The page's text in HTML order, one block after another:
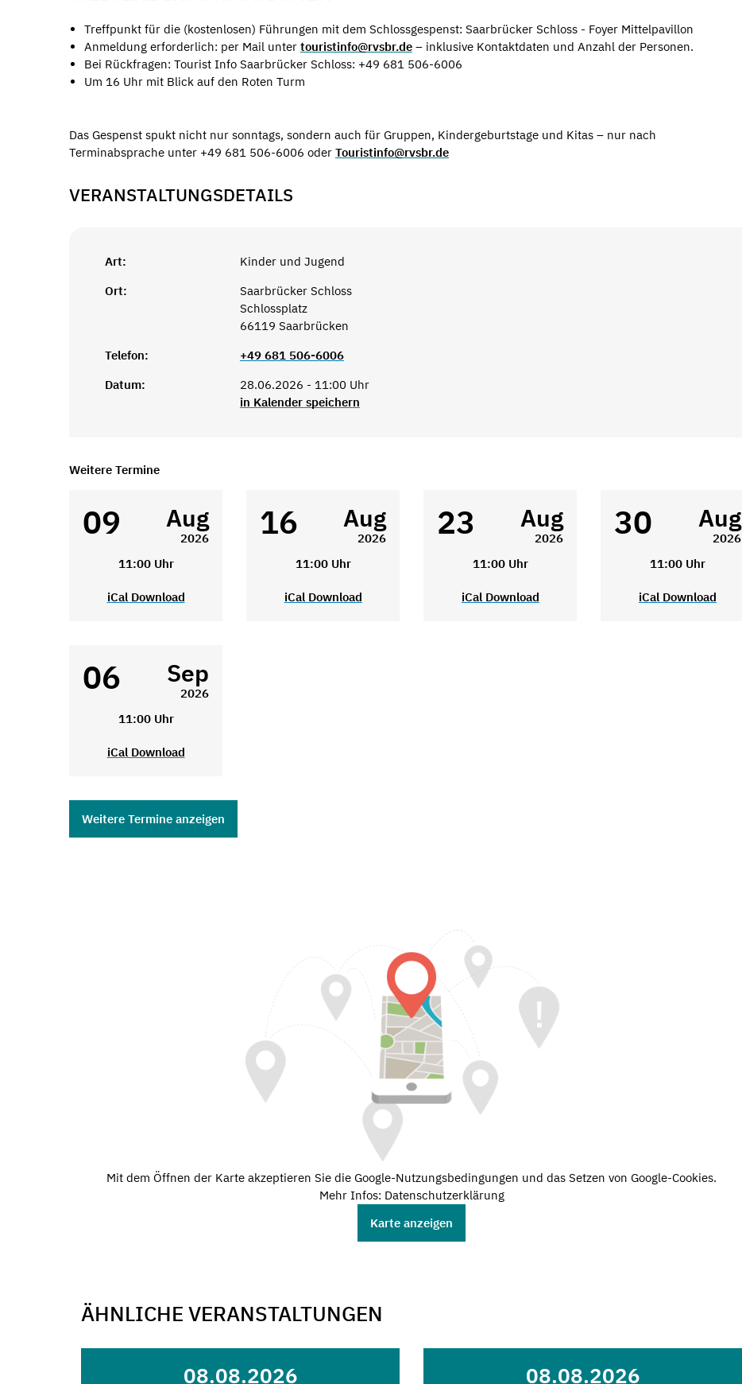
Treffpunkt für die (kostenlosen) Führungen mit dem Schlossgespenst: Saarbrücker Schloss - Foyer Mittelpavillon
Anmeldung erforderlich: per Mail unter touristinfo@rvsbr.de– inklusive Kontaktdaten und Anzahl der Personen.
Bei Rückfragen: Tourist Info Saarbrücker Schloss: +49 681 506-6006
Um 16 Uhr mit Blick auf den Roten Turm
Das Gespenst spukt nicht nur sonntags, sondern auch für Gruppen, Kindergeburtstage und Kitas – nur nach
Terminabsprache unter +49 681 506-6006 oder Touristinfo@rvsbr.de
VERANSTALTUNGSDETAILS
Art:
Kinder und Jugend
Ort:
Saarbrücker Schloss
Schlossplatz
66119 Saarbrücken
Telefon:
+49 681 506-6006
Datum:
28.06.2026 - 11:00 Uhr
in Kalender speichern
Weitere Termine
09 Aug
2026
11:00 Uhr
iCal Download
16 Aug
2026
11:00 Uhr
iCal Download
23 Aug
2026
11:00 Uhr
iCal Download
30 Aug
2026
11:00 Uhr
iCal Download
06 Sep
2026
11:00 Uhr
iCal Download
Weitere Termine anzeigen
Mit dem Öffnen der Karte akzeptieren Sie die Google-Nutzungsbedingungen und das Setzen von Google-Cookies.
Mehr Infos: Datenschutzerklärung
Karte anzeigen
ÄHNLICHE VERANSTALTUNGEN
08.08.2026 08.08.2026